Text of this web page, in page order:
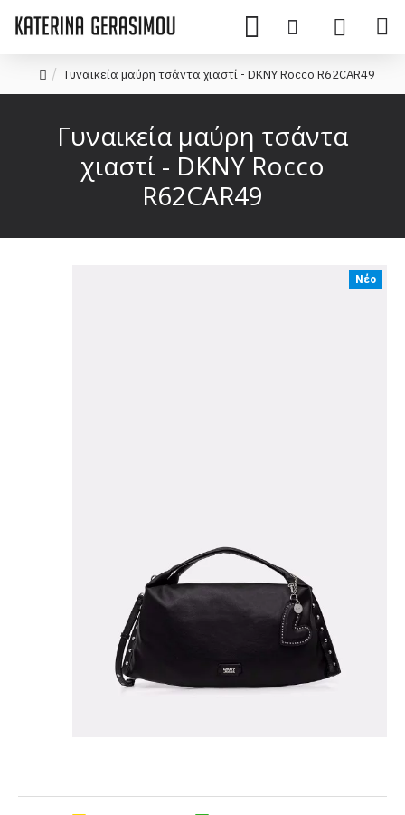
Γυναικεία μαύρη τσάντα χιαστί - DKNY Rocco R62CAR49
Γυναικεία μαύρη τσάντα
χιαστί - DKNY Rocco
R62CAR49
Νέο